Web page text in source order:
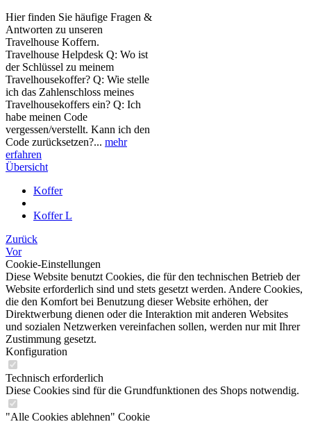
Hier finden Sie häufige Fragen &
Antworten zu unseren
Travelhouse Koffern.
Travelhouse Helpdesk Q: Wo ist
der Schlüssel zu meinem
Travelhousekoffer? Q: Wie stelle
ich das Zahlenschloss meines
Travelhousekoffers ein? Q: Ich
habe meinen Code
vergessen/verstellt. Kann ich den
Code zurücksetzen?... mehr
erfahren
Übersicht
Koffer
Koffer L
Zurück
Vor
Cookie-Einstellungen
Diese Website benutzt Cookies, die für den technischen Betrieb der
Website erforderlich sind und stets gesetzt werden. Andere Cookies,
die den Komfort bei Benutzung dieser Website erhöhen, der
Direktwerbung dienen oder die Interaktion mit anderen Websites
und sozialen Netzwerken vereinfachen sollen, werden nur mit Ihrer
Zustimmung gesetzt.
Konfiguration
Technisch erforderlich
Diese Cookies sind für die Grundfunktionen des Shops notwendig.
"Alle Cookies ablehnen" Cookie